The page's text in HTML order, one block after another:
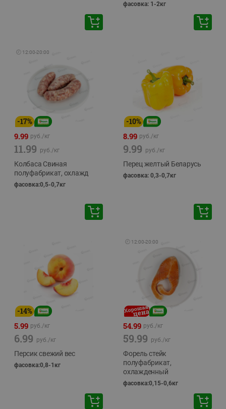
фасовка: 1-2кг
🕘 12:00-20:00
-17%
9.99 руб./кг
11.99 руб./кг
Колбаса Свиная
полуфабрикат, охлажд
фасовка:0,5-0,7кг
-10%
8.99 руб./кг
9.99 руб./кг
Перец желтый Беларусь
фасовка: 0,3-0,7кг
-14%
5.99 руб./кг
6.99 руб./кг
Персик свежий вес
фасовка:0,8-1кг
🕘 12:00-20:00
54.99 руб./кг
59.99 руб./кг
Форель стейк
полуфабрикат,
охлажденный
фасовка:0,15-0,6кг